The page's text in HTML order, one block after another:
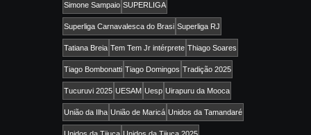
Simone Sampaio SUPERLIGA
Superliga Carnavalesca do Brasi Superliga RJ
Tatiana Breia Tem Tem Jr intérprete Thiago Soares
Tiago Bombonatti Tiago Domingos Tradição 2025
Tucuruvi 2025 UESAM Uesp Uirapuru da Mooca
União da Ilha União de Maricá Unidos da Tamandaré